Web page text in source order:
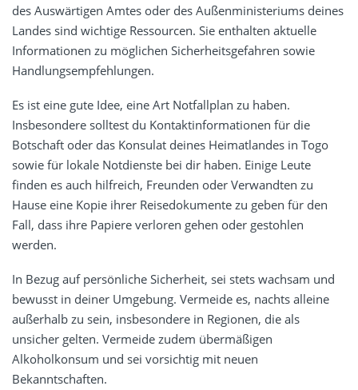
des Auswärtigen Amtes oder des Außenministeriums deines
Landes sind wichtige Ressourcen. Sie enthalten aktuelle
Informationen zu möglichen Sicherheitsgefahren sowie
Handlungsempfehlungen.
Es ist eine gute Idee, eine Art Notfallplan zu haben.
Insbesondere solltest du Kontaktinformationen für die
Botschaft oder das Konsulat deines Heimatlandes in Togo
sowie für lokale Notdienste bei dir haben. Einige Leute
finden es auch hilfreich, Freunden oder Verwandten zu
Hause eine Kopie ihrer Reisedokumente zu geben für den
Fall, dass ihre Papiere verloren gehen oder gestohlen
werden.
In Bezug auf persönliche Sicherheit, sei stets wachsam und
bewusst in deiner Umgebung. Vermeide es, nachts alleine
außerhalb zu sein, insbesondere in Regionen, die als
unsicher gelten. Vermeide zudem übermäßigen
Alkoholkonsum und sei vorsichtig mit neuen
Bekanntschaften.